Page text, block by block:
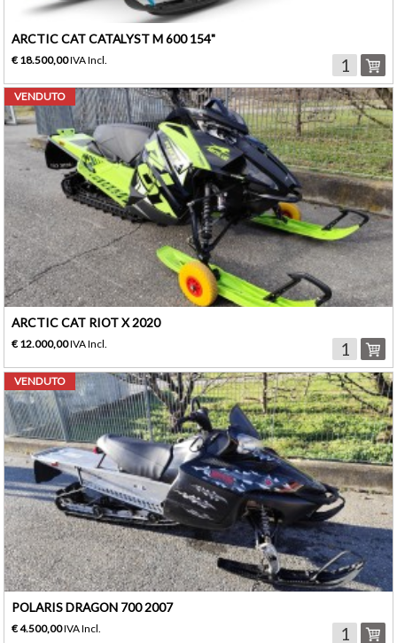
ARCTIC CAT CATALYST M 600 154"
€ 18.500,00IVA Incl.
ARCTIC CAT RIOT X 2020
VENDUTO
€ 12.000,00IVA Incl.
POLARIS DRAGON 700 2007
VENDUTO
€ 4.500,00IVA Incl.